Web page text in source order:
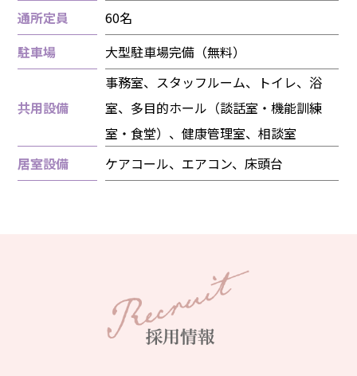
通所定員
60名
駐車場
大型駐車場完備（無料）
共用設備
事務室、スタッフルーム、トイレ、浴
室、多目的ホール（談話室・機能訓練
室・食堂）、健康管理室、相談室
居室設備
ケアコール、エアコン、床頭台